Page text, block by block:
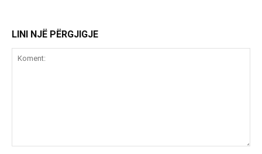
LINI NJË PËRGJIGJE